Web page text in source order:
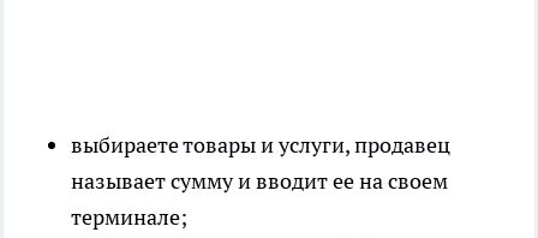
выбираете товары и услуги, продавец
называет сумму и вводит ее на своем
терминале;